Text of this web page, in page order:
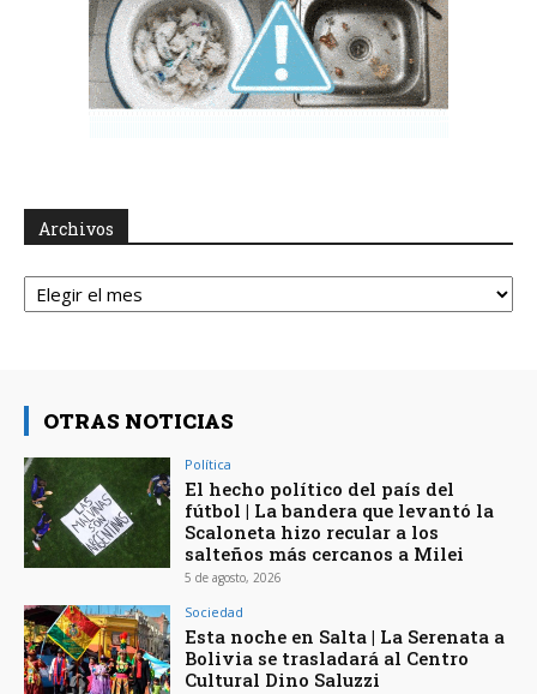
Archivos
Archivos
OTRAS NOTICIAS
Política
El hecho político del país del
fútbol | La bandera que levantó la
Scaloneta hizo recular a los
salteños más cercanos a Milei
5 de agosto, 2026
Sociedad
Esta noche en Salta | La Serenata a
Bolivia se trasladará al Centro
Cultural Dino Saluzzi